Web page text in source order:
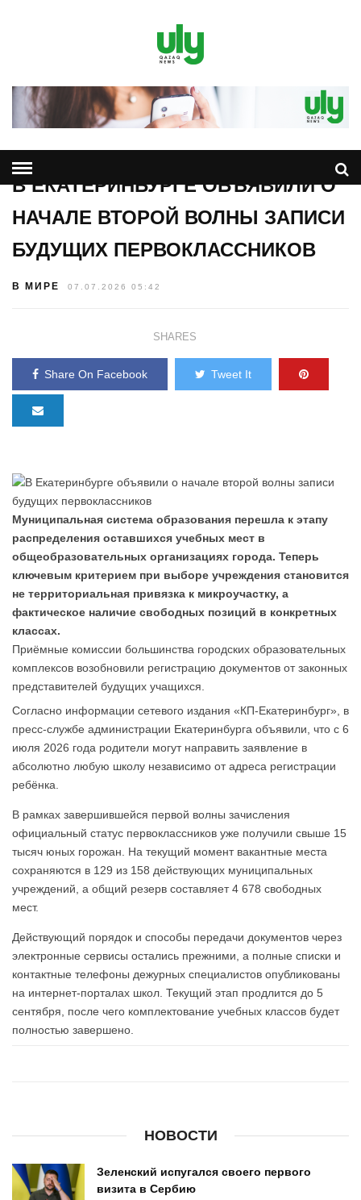
В ЕКАТЕРИНБУРГЕ ОБЪЯВИЛИ О
НАЧАЛЕ ВТОРОЙ ВОЛНЫ ЗАПИСИ
БУДУЩИХ ПЕРВОКЛАССНИКОВ
В МИРЕ 07.07.2026 05:42
SHARES
Share On Facebook Tweet It
Муниципальная система образования перешла к этапу
распределения оставшихся учебных мест в
общеобразовательных организациях города. Теперь
ключевым критерием при выборе учреждения становится
не территориальная привязка к микроучастку, а
фактическое наличие свободных позиций в конкретных
классах.
Приёмные комиссии большинства городских образовательных
комплексов возобновили регистрацию документов от законных
представителей будущих учащихся.
Согласно информации сетевого издания «КП-Екатеринбург», в
пресс-службе администрации Екатеринбурга объявили, что с 6
июля 2026 года родители могут направить заявление в
абсолютно любую школу независимо от адреса регистрации
ребёнка.
В рамках завершившейся первой волны зачисления
официальный статус первоклассников уже получили свыше 15
тысяч юных горожан. На текущий момент вакантные места
сохраняются в 129 из 158 действующих муниципальных
учреждений, а общий резерв составляет 4 678 свободных
мест.
Действующий порядок и способы передачи документов через
электронные сервисы остались прежними, а полные списки и
контактные телефоны дежурных специалистов опубликованы
на интернет-порталах школ. Текущий этап продлится до 5
сентября, после чего комплектование учебных классов будет
полностью завершено.
НОВОСТИ
Зеленский испугался своего первого
визита в Сербию